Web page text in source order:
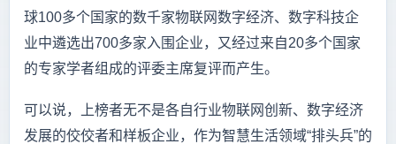
球100多个国家的数千家物联网数字经济、数字科技企
业中遴选出700多家入围企业，又经过来自20多个国家
的专家学者组成的评委主席复评而产生。
可以说，上榜者无不是各自行业物联网创新、数字经济
发展的佼佼者和样板企业，作为智慧生活领域“排头兵”的